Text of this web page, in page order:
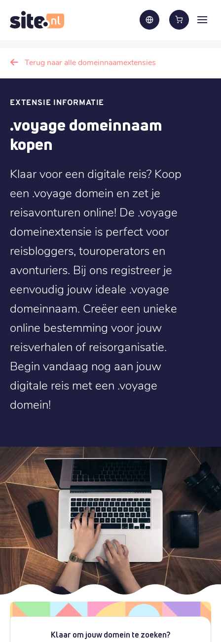
Terug naar alle domeinnaamextensies
EXTENSIE INFORMATIE
.voyage domeinnaam
kopen
Klaar voor een digitale reis? Koop
een .voyage domein en zet je
reisavonturen online! De .voyage
domeinextensie is perfect voor
reisbloggers, touroperators en
avonturiers. Bij ons registreer je
eenvoudig jouw ideale .voyage
domeinnaam. Creëer een unieke
online bestemming voor jouw
reisverhalen of reisorganisatie.
Begin vandaag nog aan jouw
digitale reis met een .voyage
domein!
Klaar om jouw domein te zoeken?